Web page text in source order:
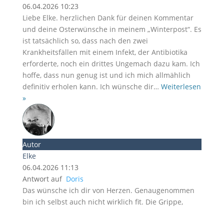
06.04.2026 10:23
Liebe Elke. herzlichen Dank für deinen Kommentar
und deine Osterwünsche in meinem „Winterpost“. Es
ist tatsächlich so, dass nach den zwei
Krankheitsfällen mit einem Infekt, der Antibiotika
erforderte, noch ein drittes Ungemach dazu kam. Ich
hoffe, dass nun genug ist und ich mich allmählich
definitiv erholen kann. Ich wünsche dir… Weiterlesen
»
Autor
Elke
06.04.2026 11:13
Antwort auf Doris
Das wünsche ich dir von Herzen. Genaugenommen
bin ich selbst auch nicht wirklich fit. Die Grippe,